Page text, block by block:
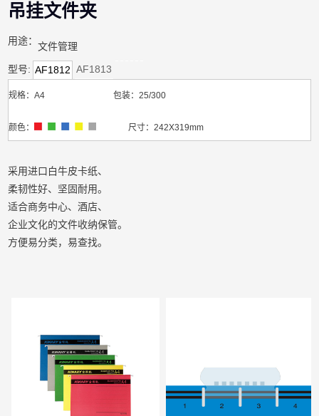
吊挂文件夹
用途：文件管理
型号: AF1812 AF1813
规格：A4 包装：25/300
颜色： 尺寸：242X319mm
采用进口白牛皮卡纸、
柔韧性好、坚固耐用。
适合商务中心、酒店、
企业文化的文件收纳保管。
方便易分类，易查找。